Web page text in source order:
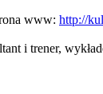
www: http://
i trener,